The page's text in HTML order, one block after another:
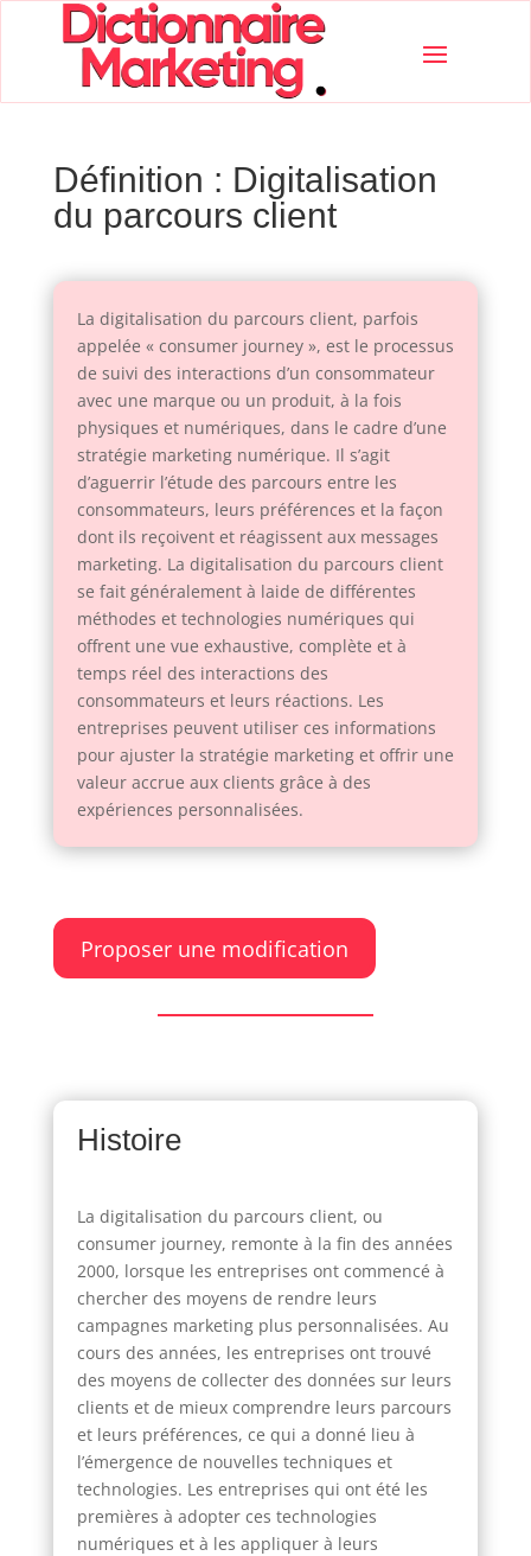
Définition : Digitalisation
du parcours client
La digitalisation du parcours client, parfois
appelée « consumer journey », est le processus
de suivi des interactions d’un consommateur
avec une marque ou un produit, à la fois
physiques et numériques, dans le cadre d’une
stratégie marketing numérique. Il s’agit
d’aguerrir l’étude des parcours entre les
consommateurs, leurs préférences et la façon
dont ils reçoivent et réagissent aux messages
marketing. La digitalisation du parcours client
se fait généralement à laide de différentes
méthodes et technologies numériques qui
offrent une vue exhaustive, complète et à
temps réel des interactions des
consommateurs et leurs réactions. Les
entreprises peuvent utiliser ces informations
pour ajuster la stratégie marketing et offrir une
valeur accrue aux clients grâce à des
expériences personnalisées.
Proposer une modification
Histoire
La digitalisation du parcours client, ou
consumer journey, remonte à la fin des années
2000, lorsque les entreprises ont commencé à
chercher des moyens de rendre leurs
campagnes marketing plus personnalisées. Au
cours des années, les entreprises ont trouvé
des moyens de collecter des données sur leurs
clients et de mieux comprendre leurs parcours
et leurs préférences, ce qui a donné lieu à
l’émergence de nouvelles techniques et
technologies. Les entreprises qui ont été les
premières à adopter ces technologies
numériques et à les appliquer à leurs